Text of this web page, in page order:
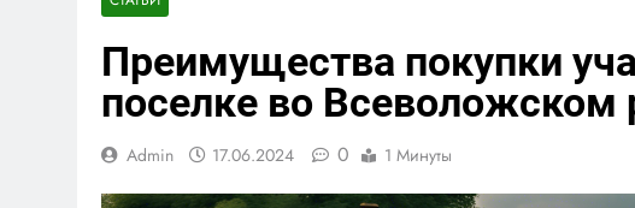
Преимущества покупки
поселке во Всеволожском
Admin 17.06.2024 0 1 Минуты